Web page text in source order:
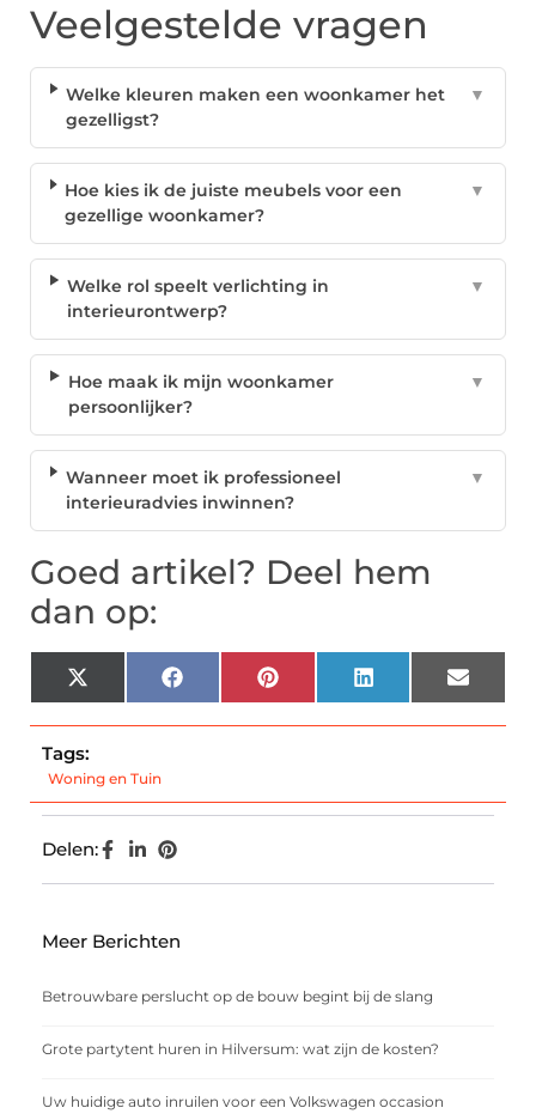
Veelgestelde vragen
Welke kleuren maken een woonkamer het
gezelligst?
▼
Hoe kies ik de juiste meubels voor een
gezellige woonkamer?
▼
Welke rol speelt verlichting in
interieurontwerp?
▼
Hoe maak ik mijn woonkamer
persoonlijker?
▼
Wanneer moet ik professioneel
interieuradvies inwinnen?
▼
Goed artikel? Deel hem
dan op:
X
(Twitter)
Facebook Pinterest LinkedIn Email
Tags:
Woning en Tuin
Delen:
Meer Berichten
Betrouwbare perslucht op de bouw begint bij de slang
Grote partytent huren in Hilversum: wat zijn de kosten?
Uw huidige auto inruilen voor een Volkswagen occasion